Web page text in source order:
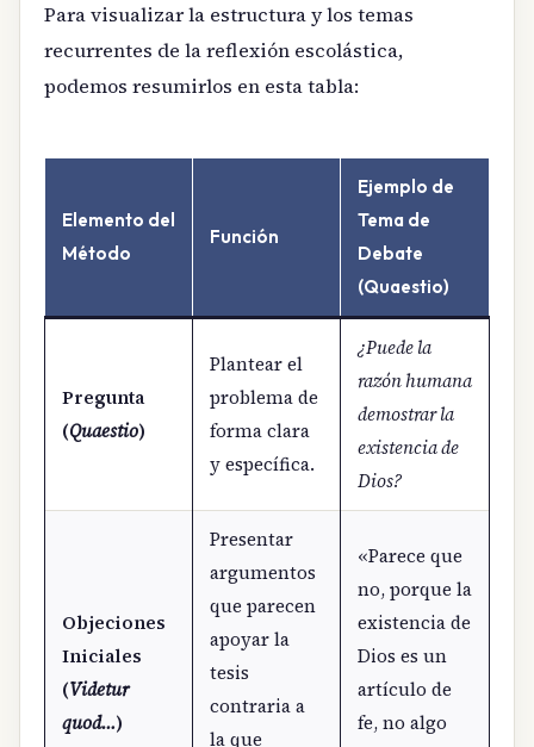
Para visualizar la estructura y los temas
recurrentes de la reflexión escolástica,
podemos resumirlos en esta tabla:
Elemento del
Método
Función
Ejemplo de
Tema de
Debate
(Quaestio)
Pregunta
(Quaestio)
Plantear el
problema de
forma clara
y específica.
¿Puede la
razón humana
demostrar la
existencia de
Dios?
Objeciones
Iniciales
(Videtur
quod…)
Presentar
argumentos
que parecen
apoyar la
tesis
contraria a
la que
«Parece que
no, porque la
existencia de
Dios es un
artículo de
fe, no algo